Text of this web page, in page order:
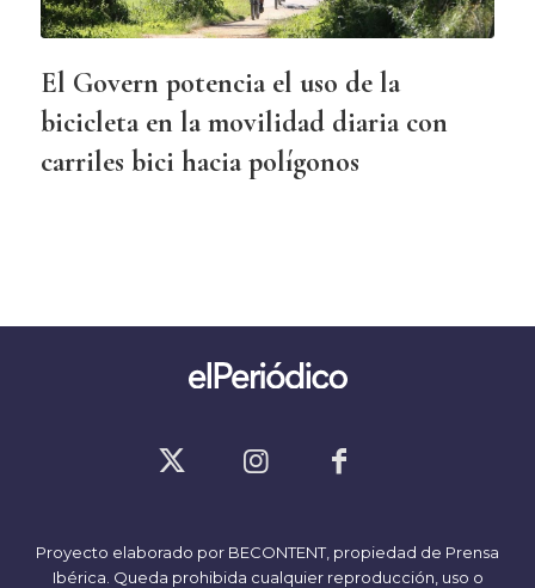
El Govern potencia el uso de la
bicicleta en la movilidad diaria con
carriles bici hacia polígonos
Proyecto elaborado por BECONTENT, propiedad de Prensa
Ibérica. Queda prohibida cualquier reproducción, uso o